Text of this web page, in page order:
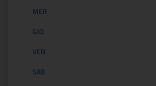
MER
GIO
VEN
SAB